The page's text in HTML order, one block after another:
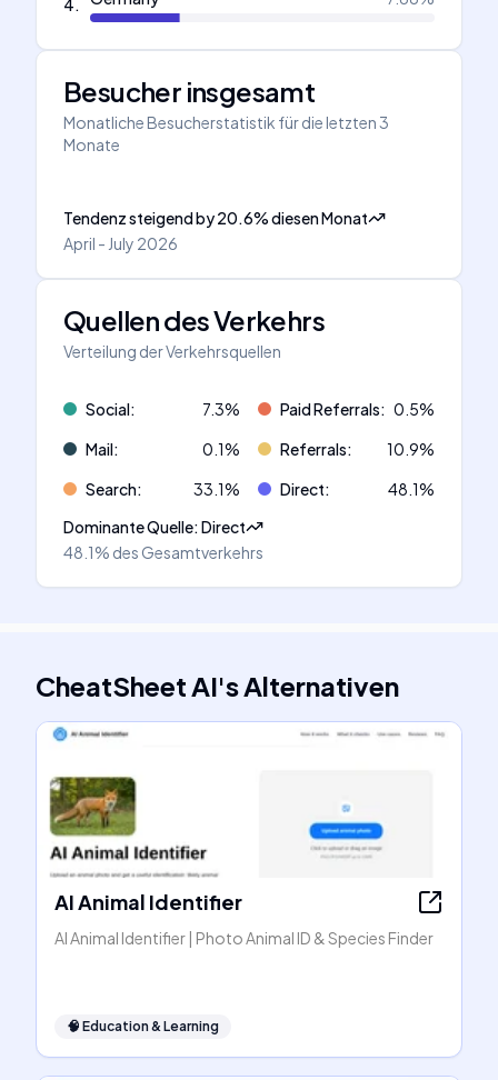
4.
Besucher insgesamt
Monatliche Besucherstatistik für die letzten 3
Monate
Tendenz steigendby20.6%diesen Monat
April - July 2026
Quellen des Verkehrs
Verteilung der Verkehrsquellen
Social: 7.3% Paid Referrals: 0.5%
Mail: 0.1% Referrals: 10.9%
Search: 33.1% Direct: 48.1%
Dominante Quelle:Direct
48.1% des Gesamtverkehrs
CheatSheet AI'sAlternativen
AI Animal Identifier
AI Animal Identifier | Photo Animal ID & Species Finder
🧠 Education & Learning